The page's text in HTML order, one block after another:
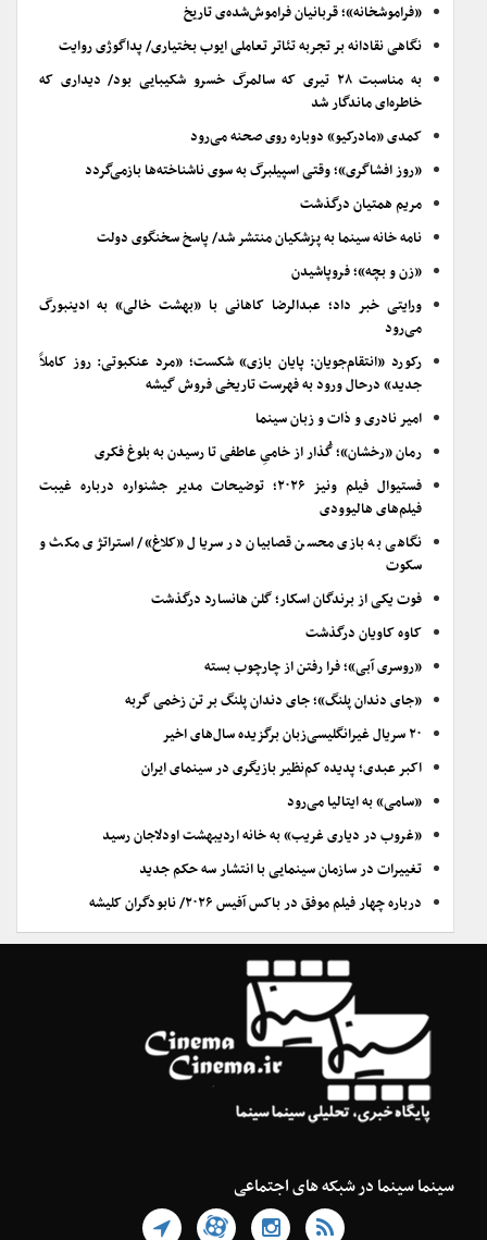
«فراموشخانه»؛ قربانیان فراموش‌شده‌ی تاریخ
نگاهی نقادانه بر تجربه تئاتر تعاملی ایوب بختیاری/ پداگوژی روایت
به مناسبت ۲۸ تیری که سالمرگ خسرو شکیبایی بود/ دیداری که
خاطره‌ای ماندگار شد
کمدی «مادرکیو» دوباره روی صحنه می‌رود
«روز افشاگری»؛ وقتی اسپیلبرگ به سوی ناشناخته‌ها بازمی‌گردد
مریم همتیان درگذشت
نامه خانه سینما به پزشکیان منتشر شد/ پاسخ سخنگوی دولت
«زن و بچه»؛ فروپاشیدن
ورایتی خبر داد؛ عبدالرضا کاهانی با «بهشت خالی» به ادینبورگ
می‌رود
رکورد «انتقام‌جویان: پایان بازی» شکست؛ «مرد عنکبوتی: روز کاملاً
جدید» درحال ورود به فهرست تاریخی فروش گیشه
امیر نادری و ذات و زبان سینما
رمان «رخشان»؛ گُذار از خامیِ عاطفی تا رسیدن به بلوغ فکری
فستیوال فیلم ونیز ۲۰۲۶؛ توضیحات مدیر جشنواره درباره غیبت
فیلم‌های هالیوودی
نگاهی به بازی محسن قصابیان در سریال «کلاغ»/ استراتژی مکث و
سکوت
فوت یکی از برندگان اسکار؛ گلن هانسارد درگذشت
کاوه کاویان درگذشت
«روسری آبی»؛ فرا رفتن از چارچوب بسته
«جای دندان پلنگ»؛ جای دندان پلنگ بر تن زخمی گربه
۲۰ سریال غیرانگلیسی‌زبان برگزیده سال‌های اخیر
اکبر عبدی؛ پدیده کم‌نظیر بازیگری در سینمای ایران
«سامی» به ایتالیا می‌رود
«غروب در دیاری غریب» به خانه اردیبهشت اودلاجان رسید
تغییرات در سازمان سینمایی با انتشار سه حکم جدید
درباره چهار فیلم موفق در باکس آفیس ۲۰۲۶/ نابودگران کلیشه
سینما سینما در شبکه های اجتماعی